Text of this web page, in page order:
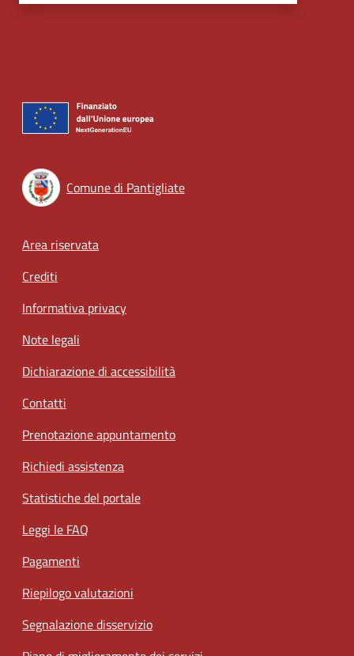
Comune di Pantigliate
Footer menu
Area riservata
Crediti
Informativa privacy
Note legali
Dichiarazione di accessibilità
Contatti
Prenotazione appuntamento
Richiedi assistenza
Statistiche del portale
Leggi le FAQ
Pagamenti
Riepilogo valutazioni
Segnalazione disservizio